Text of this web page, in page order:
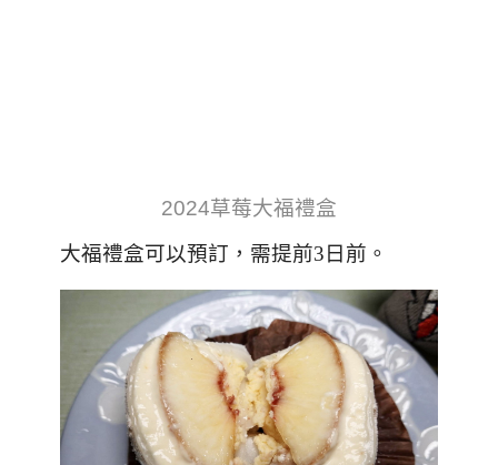
2024草莓大福禮盒
大福禮盒可以預訂，需提前3日前。